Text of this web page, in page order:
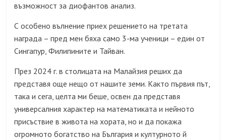
възможност за диофантов анализ.
С особено вълнение приех решението на третата
награда – пред мен бяха само 3-ма ученици – един от
Сингапур, Филипините и Тайван.
През 2024 г. в столицата на Малайзия реших да
представя още нещо от нашите земи. Както първия път,
така и сега, целта ми беше, освен да представя
универсалния характер на математиката и нейното
присъствие в живота на хората, но и да покажа
огромното богатство на България и културното й